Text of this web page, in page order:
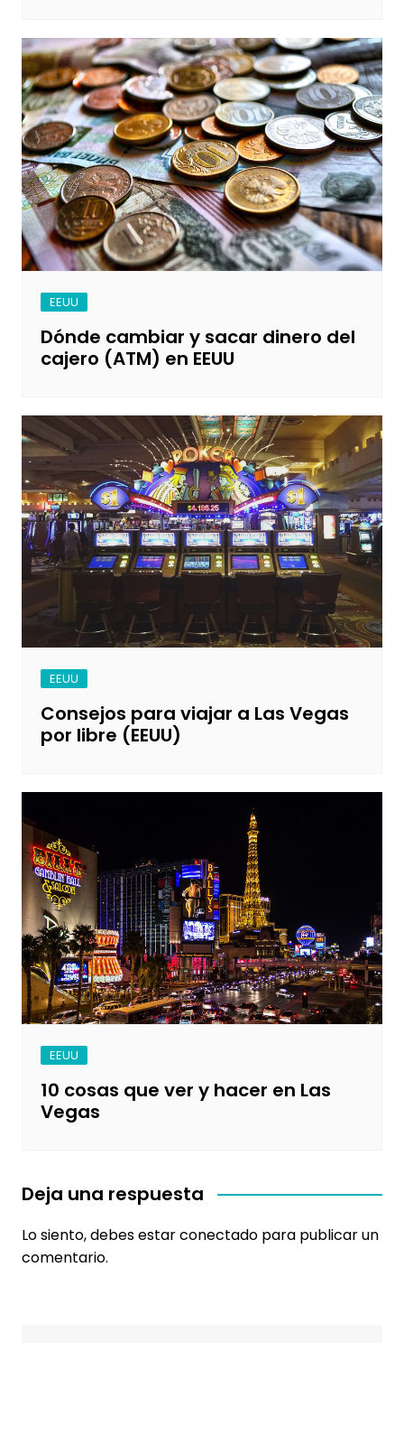
EEUU
Dónde cambiar y sacar dinero del
cajero (ATM) en EEUU
EEUU
Consejos para viajar a Las Vegas
por libre (EEUU)
EEUU
10 cosas que ver y hacer en Las
Vegas
Deja una respuesta
Lo siento, debes estarconectadopara publicar un
comentario.